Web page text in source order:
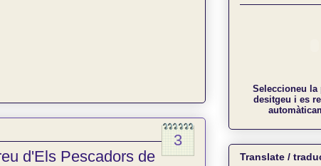
3
d'Els Pescadors de
Seleccioneu la
desitgeu i es
Translate /